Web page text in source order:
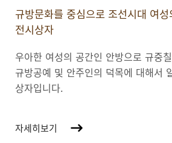
규방문화를 중심으로 조선시대 여
전시상자
우아한 여성의 공간인 안방으로 규중
규방공예 및 안주인의 덕목에 대해서
상자입니다.
자세히보기